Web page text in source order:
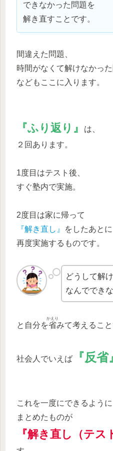
できなかった問題を
解き直すことです。
間違えた問題、
時間がなくて解けなかっ
などもここに入ります。
『ふり返り』
は、
２回あります。
1度目はテスト後、
すぐ塾内で実施。
2度目は家に帰って
『解き直し』
をしたあとに
再度実施するものです。
どうして解
なんででき
と自分を省
かえり
みて考えること
社会人でいえば 『反省
これを一度にできるように
まとめたものが
『解き直し（テス